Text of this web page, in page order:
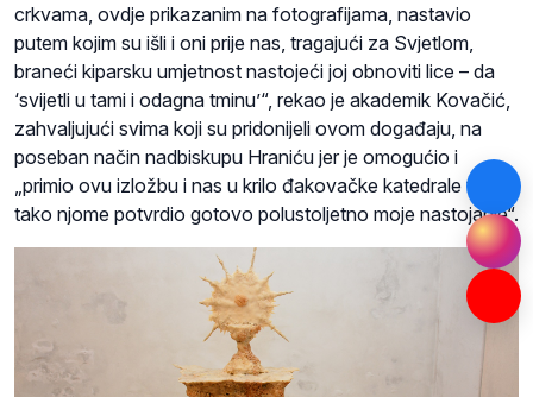
crkvama, ovdje prikazanim na fotografijama, nastavio
putem kojim su išli i oni prije nas, tragajući za Svjetlom,
braneći kiparsku umjetnost nastojeći joj obnoviti lice – da
‘svijetli u tami i odagna tminu’“, rekao je akademik Kovačić,
zahvaljujući svima koji su pridonijeli ovom događaju, na
poseban način nadbiskupu Hraniću jer je omogućio i
„primio ovu izložbu i nas u krilo đakovačke katedrale te
tako njome potvrdio gotovo polustoljetno moje nastojanje“.